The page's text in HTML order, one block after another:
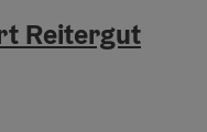
Reitergut